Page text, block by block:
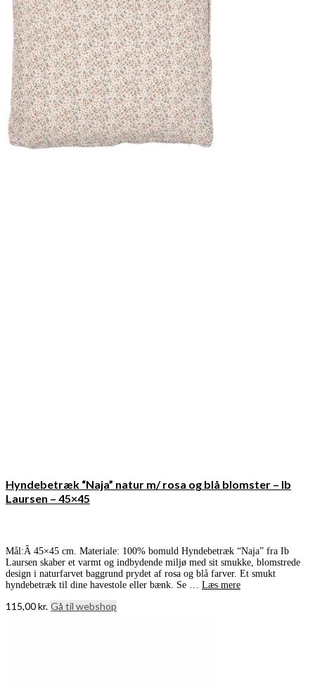
Hyndebetræk “Naja” natur m/ rosa og blå blomster – Ib
Laursen – 45×45
Mål:Â 45×45 cm. Materiale: 100% bomuld Hyndebetræk “Naja” fra Ib
Laursen skaber et varmt og indbydende miljø med sit smukke, blomstrede
design i naturfarvet baggrund prydet af rosa og blå farver. Et smukt
hyndebetræk til dine havestole eller bænk. Se … Læs mere
115,00kr. Gå til webshop